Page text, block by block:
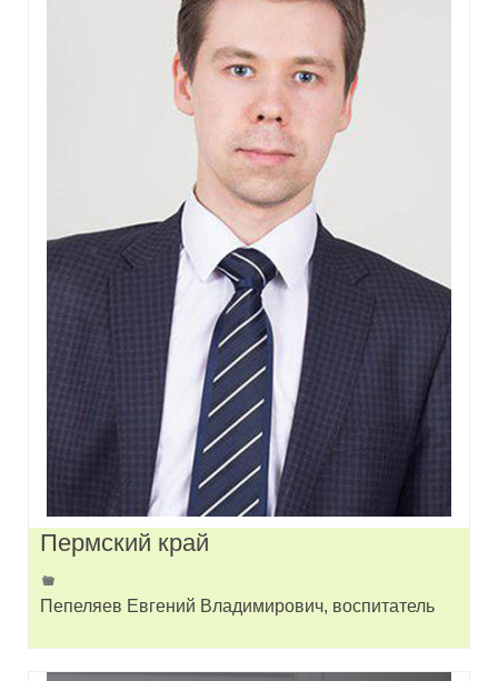
Пермский край
Пепеляев Евгений Владимирович, воспитатель